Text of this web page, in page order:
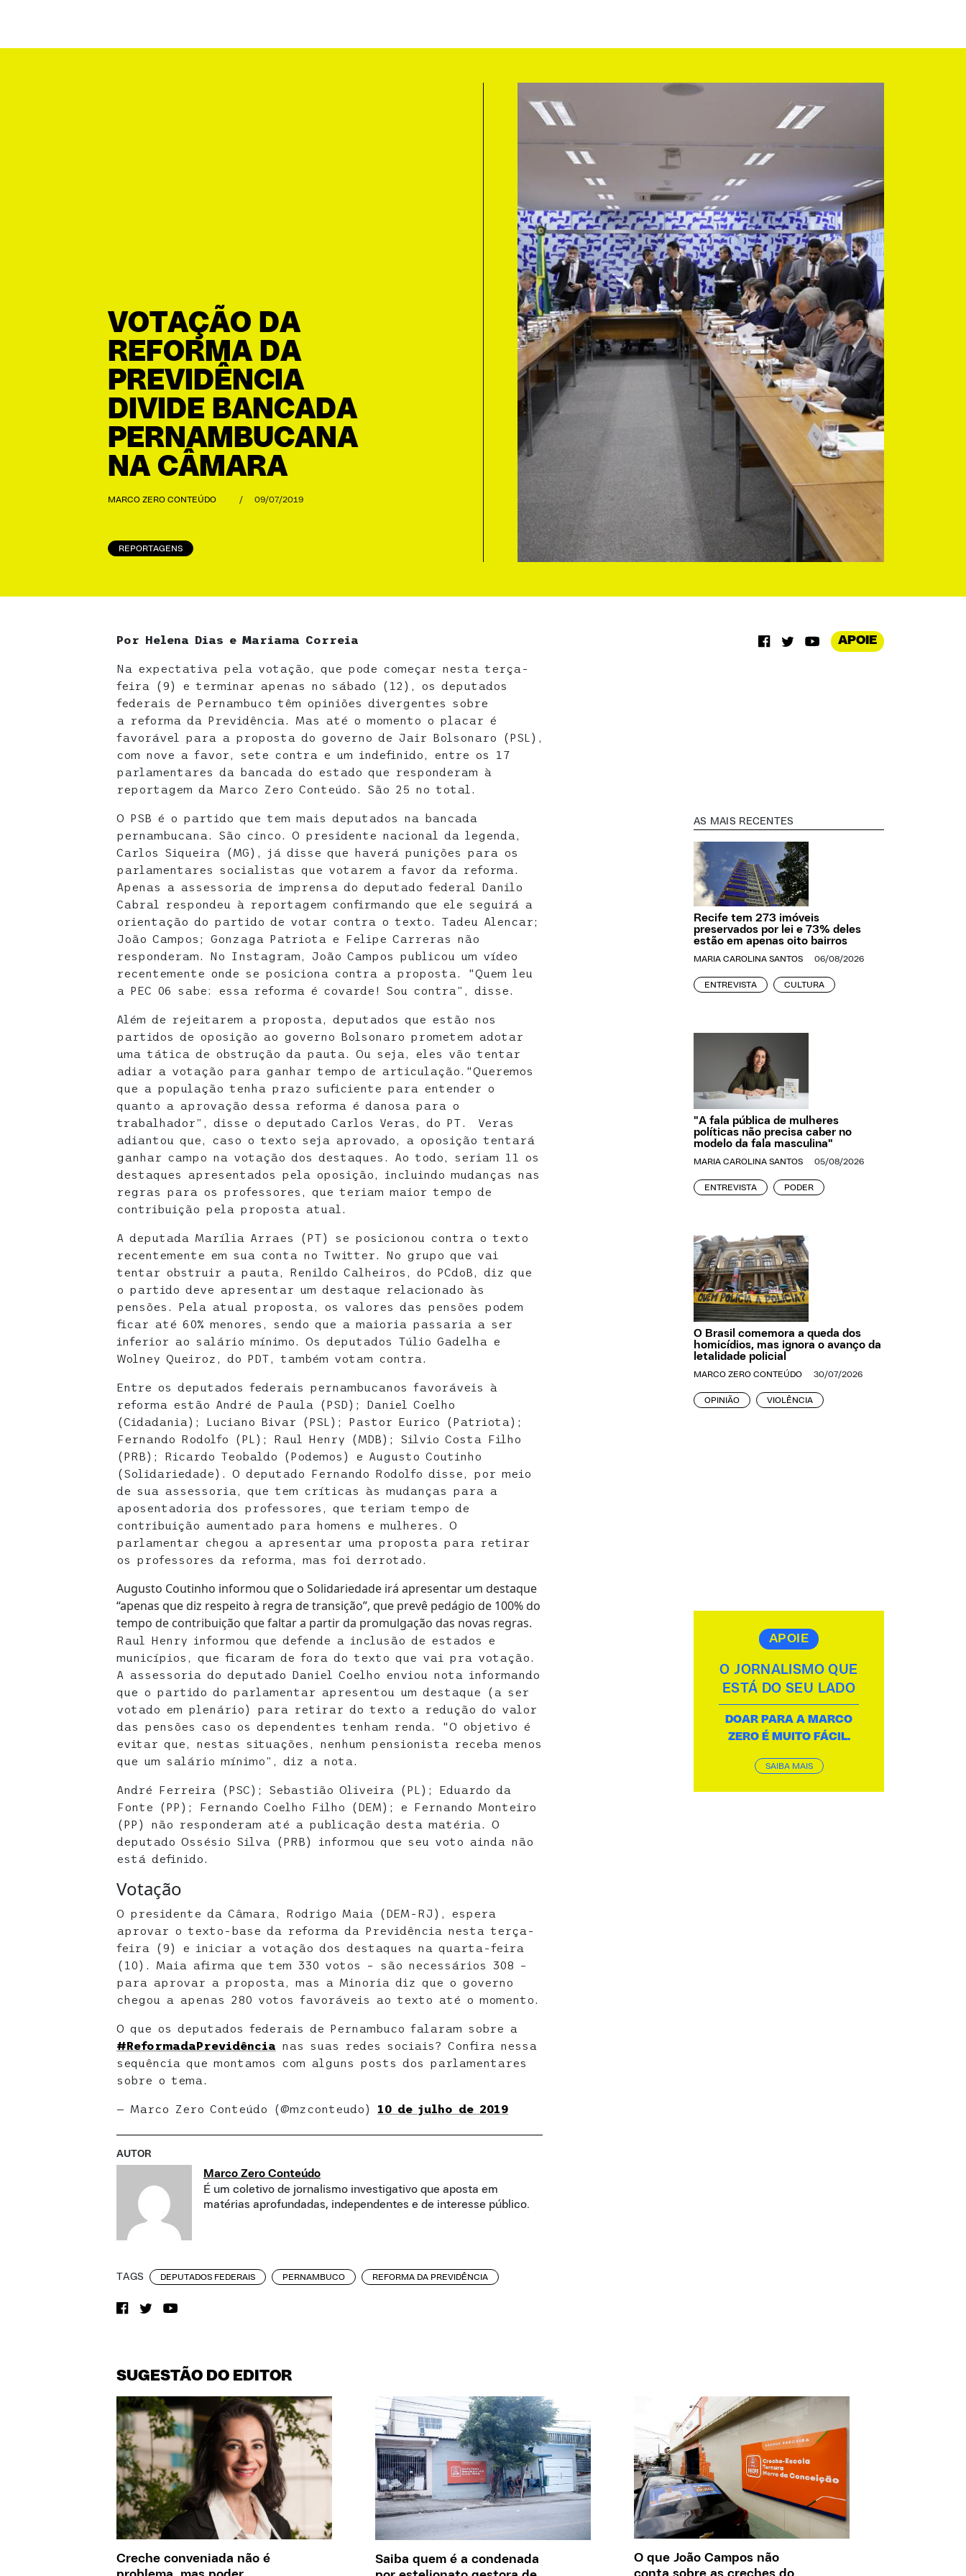
VOTAÇÃO DA
REFORMA DA
PREVIDÊNCIA
DIVIDE BANCADA
PERNAMBUCANA
NA CÂMARA
MARCO ZERO CONTEÚDO / 09/07/2019
REPORTAGENS
Por Helena Dias e Mariama Correia
Na expectativa pela votação, que pode começar nesta terça-
feira (9) e terminar apenas no sábado (12), os deputados
federais de Pernambuco têm opiniões divergentes sobre
a reforma da Previdência. Mas até o momento o placar é
favorável para a proposta do governo de Jair Bolsonaro (PSL),
com nove a favor, sete contra e um indefinido, entre os 17
parlamentares da bancada do estado que responderam à
reportagem da Marco Zero Conteúdo. São 25 no total.
O PSB é o partido que tem mais deputados na bancada
pernambucana. São cinco. O presidente nacional da legenda,
Carlos Siqueira (MG), já disse que haverá punições para os
parlamentares socialistas que votarem a favor da reforma.
Apenas a assessoria de imprensa do deputado federal Danilo
Cabral respondeu à reportagem confirmando que ele seguirá a
orientação do partido de votar contra o texto. Tadeu Alencar;
João Campos; Gonzaga Patriota e Felipe Carreras não
responderam. No Instagram, João Campos publicou um vídeo
recentemente onde se posiciona contra a proposta. “Quem leu
a PEC 06 sabe: essa reforma é covarde! Sou contra”, disse.
Além de rejeitarem a proposta, deputados que estão nos
partidos de oposição ao governo Bolsonaro prometem adotar
uma tática de obstrução da pauta. Ou seja, eles vão tentar
adiar a votação para ganhar tempo de articulação.“Queremos
que a população tenha prazo suficiente para entender o
quanto a aprovação dessa reforma é danosa para o
trabalhador”, disse o deputado Carlos Veras, do PT. Veras
adiantou que, caso o texto seja aprovado, a oposição tentará
ganhar campo na votação dos destaques. Ao todo, seriam 11 os
destaques apresentados pela oposição, incluindo mudanças nas
regras para os professores, que teriam maior tempo de
contribuição pela proposta atual.
A deputada Marília Arraes (PT) se posicionou contra o texto
recentemente em sua conta no Twitter. No grupo que vai
tentar obstruir a pauta, Renildo Calheiros, do PCdoB, diz que
o partido deve apresentar um destaque relacionado às
pensões. Pela atual proposta, os valores das pensões podem
ficar até 60% menores, sendo que a maioria passaria a ser
inferior ao salário mínimo. Os deputados Túlio Gadelha e
Wolney Queiroz, do PDT, também votam contra.
Entre os deputados federais pernambucanos favoráveis à
reforma estão André de Paula (PSD); Daniel Coelho
(Cidadania); Luciano Bivar (PSL); Pastor Eurico (Patriota);
Fernando Rodolfo (PL); Raul Henry (MDB); Silvio Costa Filho
(PRB); Ricardo Teobaldo (Podemos) e Augusto Coutinho
(Solidariedade). O deputado Fernando Rodolfo disse, por meio
de sua assessoria, que tem críticas às mudanças para a
aposentadoria dos professores, que teriam tempo de
contribuição aumentado para homens e mulheres. O
parlamentar chegou a apresentar uma proposta para retirar
os professores da reforma, mas foi derrotado.
Augusto Coutinho informou que o Solidariedade irá apresentar um destaque
“apenas que diz respeito à regra de transição”, que prevê pedágio de 100% do
tempo de contribuição que faltar a partir da promulgação das novas regras.
Raul Henry informou que defende a inclusão de estados e
municípios, que ficaram de fora do texto que vai pra votação.
A assessoria do deputado Daniel Coelho enviou nota informando
que o partido do parlamentar apresentou um destaque (a ser
votado em plenário) para retirar do texto a redução do valor
das pensões caso os dependentes tenham renda. “O objetivo é
evitar que, nestas situações, nenhum pensionista receba menos
que um salário mínimo”, diz a nota.
André Ferreira (PSC); Sebastião Oliveira (PL); Eduardo da
Fonte (PP); Fernando Coelho Filho (DEM); e Fernando Monteiro
(PP) não responderam até a publicação desta matéria. O
deputado Ossésio Silva (PRB) informou que seu voto ainda não
está definido.
Votação
O presidente da Câmara, Rodrigo Maia (DEM-RJ), espera
aprovar o texto-base da reforma da Previdência nesta terça-
feira (9) e iniciar a votação dos destaques na quarta-feira
(10). Maia afirma que tem 330 votos – são necessários 308 –
para aprovar a proposta, mas a Minoria diz que o governo
chegou a apenas 280 votos favoráveis ao texto até o momento.
O que os deputados federais de Pernambuco falaram sobre a
#ReformadaPrevidência nas suas redes sociais? Confira nessa
sequência que montamos com alguns posts dos parlamentares
sobre o tema.
— Marco Zero Conteúdo (@mzconteudo) 10 de julho de 2019
AUTOR
Marco Zero Conteúdo
É um coletivo de jornalismo investigativo que aposta em
matérias aprofundadas, independentes e de interesse público.
TAGS DEPUTADOS FEDERAIS PERNAMBUCO REFORMA DA PREVIDÊNCIA
APOIE
AS MAIS RECENTES
Recife tem 273 imóveis
preservados por lei e 73% deles
estão em apenas oito bairros
MARIA CAROLINA SANTOS 06/08/2026
ENTREVISTA CULTURA
"A fala pública de mulheres
políticas não precisa caber no
modelo da fala masculina"
MARIA CAROLINA SANTOS 05/08/2026
ENTREVISTA PODER
O Brasil comemora a queda dos
homicídios, mas ignora o avanço da
letalidade policial
MARCO ZERO CONTEÚDO 30/07/2026
OPINIÃO VIOLÊNCIA
APOIE
O JORNALISMO QUE
ESTÁ DO SEU LADO
DOAR PARA A MARCO
ZERO É MUITO FÁCIL.
SAIBA MAIS
SUGESTÃO DO EDITOR
Creche conveniada não é
Saiba quem é a condenada
O que João Campos não